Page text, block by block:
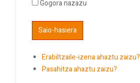
Gogora nazazu
Erabiltzaile-izena ahaztu zaizu?
Pasahitza ahaztu zaizu?